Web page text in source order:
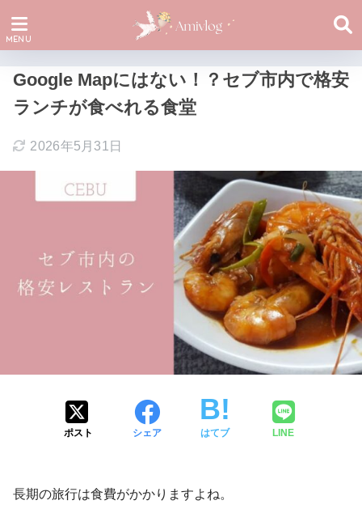
Google Mapにはない！？セブ市内で格安
ランチが食べれる食堂
2026年5月31日
ポスト シェア はてブ LINE
長期の旅行は食費がかかりますよね。